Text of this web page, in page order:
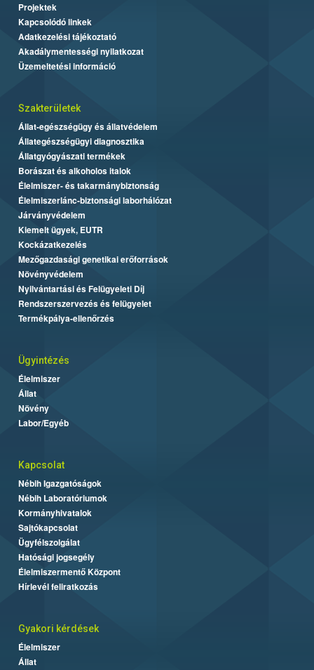
Projektek
Kapcsolódó linkek
Adatkezelési tájékoztató
Akadálymentességi nyilatkozat
Üzemeltetési információ
Szakterületek
Állat-egészségügy és állatvédelem
Állategészségügyi diagnosztika
Állatgyógyászati termékek
Borászat és alkoholos italok
Élelmiszer- és takarmánybiztonság
Élelmiszerlánc-biztonsági laborhálózat
Járványvédelem
Kiemelt ügyek, EUTR
Kockázatkezelés
Mezőgazdasági genetikai erőforrások
Növényvédelem
Nyilvántartási és Felügyeleti Díj
Rendszerszervezés és felügyelet
Termékpálya-ellenőrzés
Ügyintézés
Élelmiszer
Állat
Növény
Labor/Egyéb
Kapcsolat
Nébih Igazgatóságok
Nébih Laboratóriumok
Kormányhivatalok
Sajtókapcsolat
Ügyfélszolgálat
Hatósági jogsegély
Élelmiszermentő Központ
Hírlevél feliratkozás
Gyakori kérdések
Élelmiszer
Állat